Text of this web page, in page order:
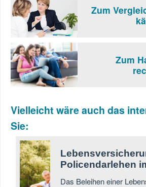
Zum
Zum
Vielleicht wäre auch das
Sie:
Policendarlehen
Das Beleihen einer